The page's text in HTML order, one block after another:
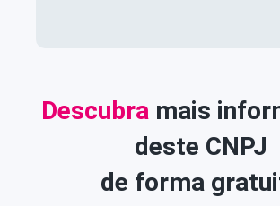
Descubra mais
deste CNPJ
de forma